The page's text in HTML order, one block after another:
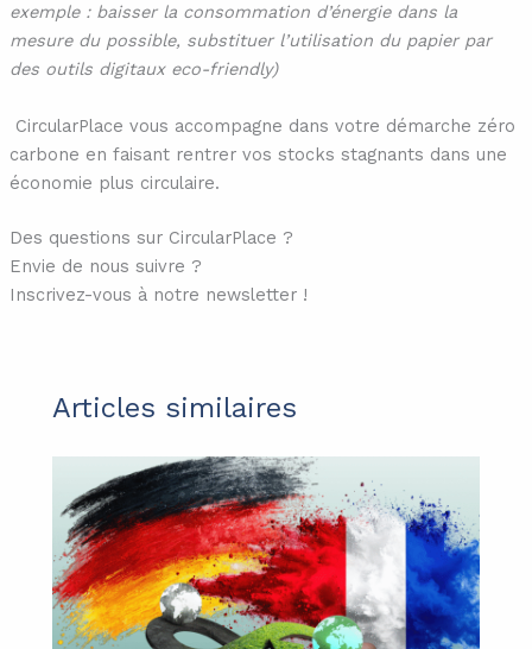
exemple : baisser la consommation d’énergie dans la
mesure du possible, substituer l’utilisation du papier par
des outils digitaux eco-friendly)
CircularPlace vous accompagne dans votre démarche zéro
carbone en faisant rentrer vos stocks stagnants dans une
économie plus circulaire.
Des questions sur CircularPlace ?
Envie de nous suivre ?
Inscrivez-vous à notre newsletter !
Articles similaires